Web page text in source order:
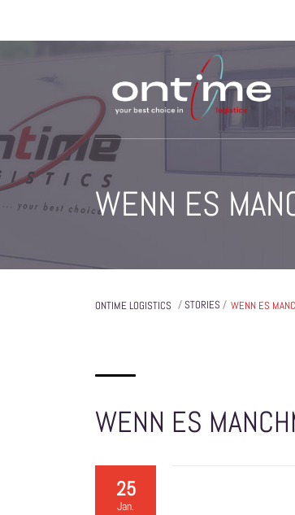
WENN ES
ONTIME LOGISTICS / STORIES / WENN ES
WENN ES
25
Jan.